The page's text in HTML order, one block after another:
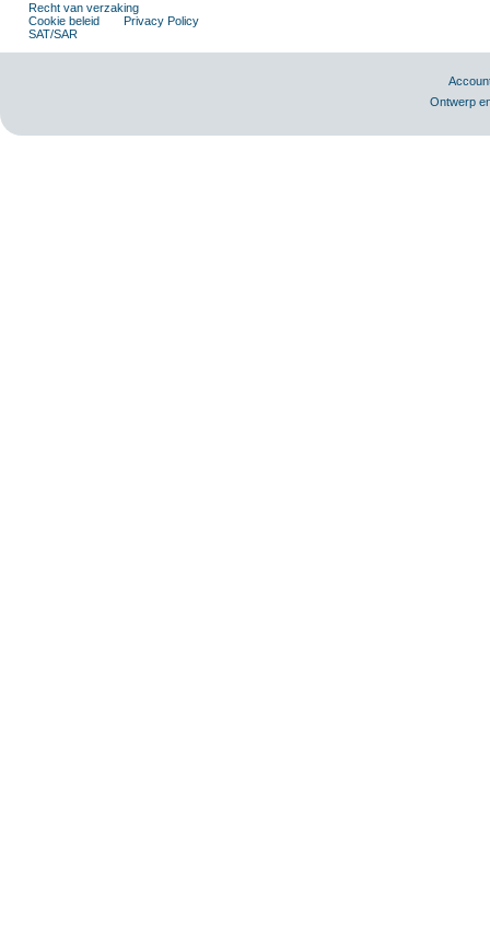
Recht van verzaking
Cookie beleid
Privacy Policy
SAT/SAR
Ontwerp